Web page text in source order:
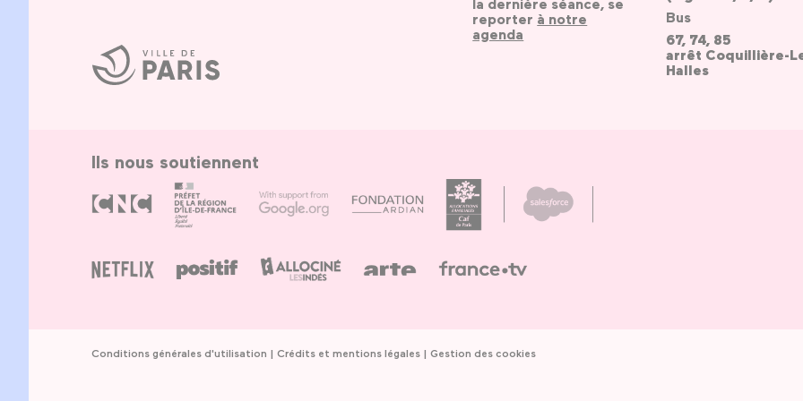
Ville
de
Paris
la dernière séance, se
reporter à notre
agenda
Bus
67, 74, 85
arrêt Coquillière-
Halles
Ils nous soutiennent
Conditions générales d'utilisation Crédits et mentions légales Gestion des cookies